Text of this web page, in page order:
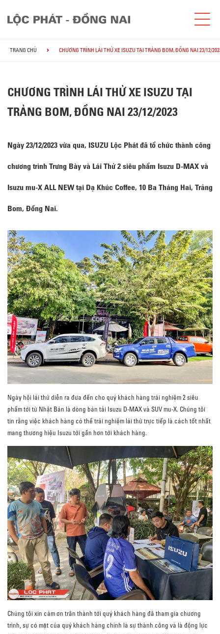
TRANG CHỦ CHƯƠNG TRÌNH LÁI THỬ XE ISUZU TẠI TRẢNG BOM, ĐỒNG NAI 23/12/
CHƯƠNG TRÌNH LÁI THỬ XE ISUZU TẠI
TRẢNG BOM, ĐỒNG NAI 23/12/2023
Ngày 23/12/2023 vừa qua, ISUZU Lộc Phát đã tổ chức thành công
chương trình Trưng Bày và Lái Thử 2 siêu phẩm Isuzu D-MAX và
Isuzu mu-X ALL NEW tại Dạ Khúc Coffee, 10 Ba Tháng Hai, Trảng
Bom, Đồng Nai.
Ngày hội lái thử diễn ra đưa đến cho quý khách hàng trải nghiệm 2 siêu
phẩm tới từ Nhật Bản là dòng bán tải Isuzu D-MAX và SUV mu-X. Chúng tôi
tin rằng việc khách hàng có thể trải nghiệm lái thử trực tiếp là cách tốt nhất
mang thương hiệu Isuzu tới gần hơn tới khách hàng.
Chúng tôi xin cảm ơn trân thành tới quý khách hàng đã tham gia chương
trình, sự có mặt của quý khách hàng chính là sự thành công và là động lực